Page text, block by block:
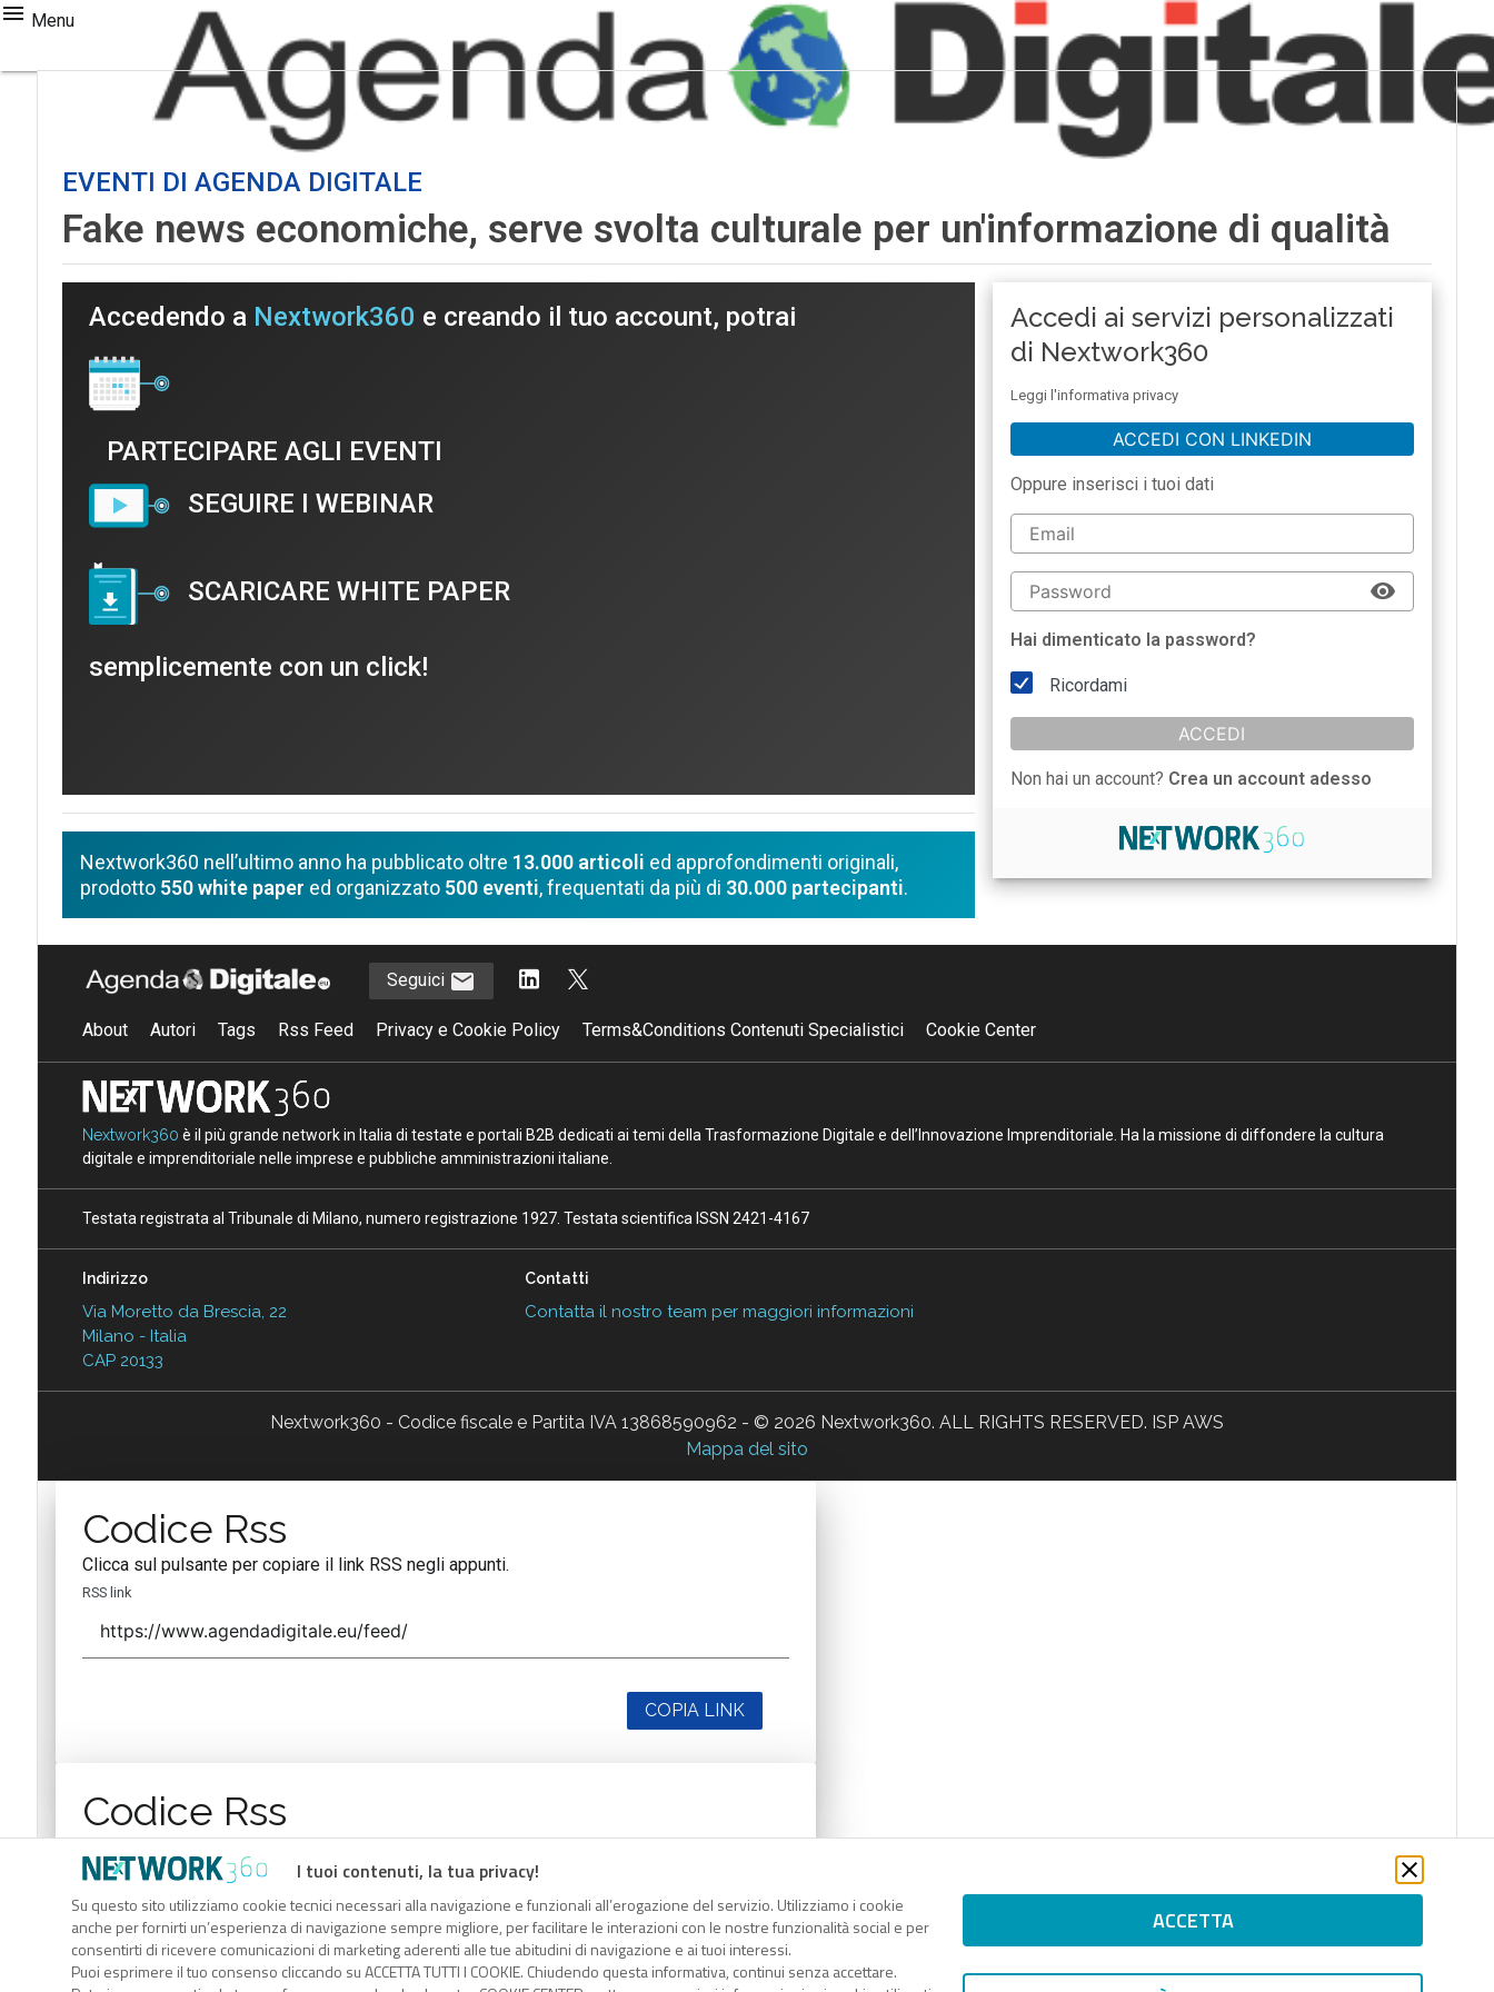
Menu
EVENTI DI AGENDA DIGITALE
Fake news economiche, serve svolta culturale per un'informazione di qualità
Accedendo a Nextwork360 e creando il tuo account, potrai
PARTECIPARE AGLI EVENTI
SEGUIRE I WEBINAR
SCARICARE WHITE PAPER
semplicemente con un click!
Nextwork360 nell’ultimo anno ha pubblicato oltre 13.000 articoli ed approfondimenti originali,
prodotto 550 white paper ed organizzato 500 eventi, frequentati da più di 30.000 partecipanti.
Accedi ai servizi personalizzati
di Nextwork360
Leggi l'informativa privacy
ACCEDI CON LINKEDIN
Oppure inserisci i tuoi dati
Hai dimenticato la password?
Ricordami
ACCEDI
Non hai un account? Crea un account adesso
I tuoi contenuti, la tua privacy!
Su questo sito utilizziamo cookie tecnici necessari alla navigazione e funzionali all’erogazione del servizio. Utilizziamo i cookie
anche per fornirti un’esperienza di navigazione sempre migliore, per facilitare le interazioni con le nostre funzionalità social e per
consentirti di ricevere comunicazioni di marketing aderenti alle tue abitudini di navigazione e ai tuoi interessi.
Puoi esprimere il tuo consenso cliccando su ACCETTA TUTTI I COOKIE. Chiudendo questa informativa, continui senza accettare.
ACCETTA
Seguici
About Autori Tags Rss Feed Privacy e Cookie Policy Terms&Conditions Contenuti Specialistici Cookie Center
Nextwork360 è il più grande network in Italia di testate e portali B2B dedicati ai temi della Trasformazione Digitale e dell’Innovazione Imprenditoriale. Ha la missione di diffondere la cultura
digitale e imprenditoriale nelle imprese e pubbliche amministrazioni italiane.
Testata registrata al Tribunale di Milano, numero registrazione 1927. Testata scientifica ISSN 2421-4167
Indirizzo
Via Moretto da Brescia, 22
Milano - Italia
CAP 20133
Contatti
Contatta il nostro team per maggiori informazioni
Nextwork360 - Codice fiscale e Partita IVA 13868590962 - © 2026 Nextwork360. ALL RIGHTS RESERVED. ISP AWS
Mappa del sito
Codice Rss
Clicca sul pulsante per copiare il link RSS negli appunti.
RSS link
COPIA LINK
Codice Rss
RSS link